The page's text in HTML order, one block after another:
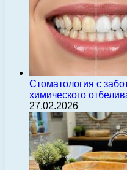
Стоматология с
химического
27.02.2026